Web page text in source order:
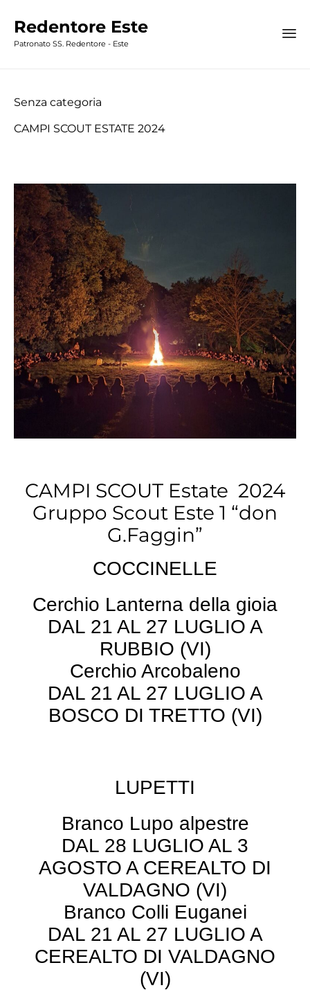
Redentore Este
Patronato SS. Redentore - Este
CAMPI SCOUT ESTATE 2024
Category
Senza categoria
CAMPI SCOUT Estate 2024
Gruppo Scout Este 1 “don
G.Faggin”
COCCINELLE
Cerchio Lanterna della gioia
DAL 21 AL 27 LUGLIO A
RUBBIO (VI)
Cerchio Arcobaleno
DAL 21 AL 27 LUGLIO A
BOSCO DI TRETTO (VI)
LUPETTI
Branco Lupo alpestre
DAL 28 LUGLIO AL 3
AGOSTO A CEREALTO DI
VALDAGNO (VI)
Branco Colli Euganei
DAL 21 AL 27 LUGLIO A
CEREALTO DI VALDAGNO
(VI)